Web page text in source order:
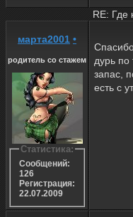
RE: Где
марта2001 •
родитель со стажем
Статистика:
Сообщений:
126
Регистрация:
22.07.2009
дурь по
запас,
есть с